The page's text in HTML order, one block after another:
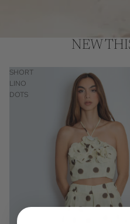
NEW
SHORT
LINO
DOTS